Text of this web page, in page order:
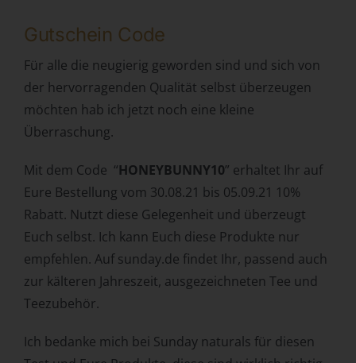
Gutschein Code
Für alle die neugierig geworden sind und sich von
der hervorragenden Qualität selbst überzeugen
möchten hab ich jetzt noch eine kleine
Überraschung.
Mit dem Code “HONEYBUNNY10” erhaltet Ihr auf
Eure Bestellung vom 30.08.21 bis 05.09.21 10%
Rabatt. Nutzt diese Gelegenheit und überzeugt
Euch selbst. Ich kann Euch diese Produkte nur
empfehlen. Auf sunday.de findet Ihr, passend auch
zur kälteren Jahreszeit, ausgezeichneten Tee und
Teezubehör.
Ich bedanke mich bei Sunday naturals für diesen
bestätigenden Handlung, mit der die betroffene Person zu
betreffenden personenbezogenen Daten einverstanden
ist.
Name und Anschrift des für die
sonstiger in den Mitgliedstaaten der Europäischen Union
geltenden Datenschutzgesetze und anderer Bestimmungen mit
datenschutzrechtlichem Charakter ist:
Sandra Kunz
Fischerstraße 11
Telefon: 071634071545